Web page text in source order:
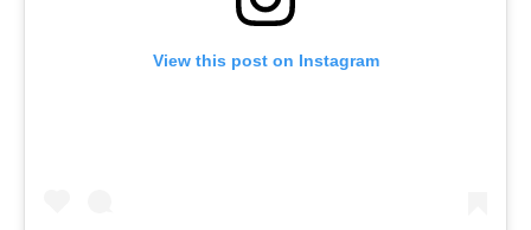
View this post on Instagram